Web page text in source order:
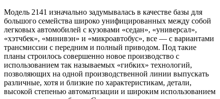
Модель 2141 изначально задумывалась в качестве базы для
большого семейства широко унифицированных между собой
легковых автомобилей с кузовами «седан», «универсал»,
«хэтчбек», «минивэн» и «микроавтобус», все — с вариантами
трансмиссии с передним и полный приводом. Под такие
планы строилось совершенно новое производство с
использованием так называемых «гибких» технологий,
позволяющих на одной производственной линии выпускать
различные, хотя и близкие по характеристикам, детали,
высокой степенью автоматизации и широким использованием